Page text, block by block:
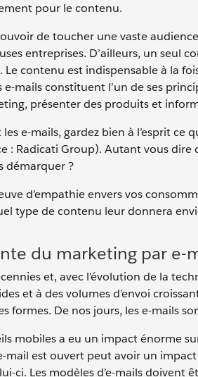
pour le contenu.
de toucher une vaste
entreprises. D’ailleurs, un seul
contenu est indispensable à la
e-mails constituent l’un de ses
présenter des produits et
e-mails, gardez bien à l’esprit ce
: Radicati Group). Autant vous
démarquer ?
d’empathie envers vos
type de contenu leur donnera
du marketing par e-
et, avec l’évolution de la
et à des volumes d’envoi
formes. De nos jours, les e-mails
mobiles a eu un impact énorme
mail est ouvert peut avoir un
ci. Les modèles d’e-mails doivent